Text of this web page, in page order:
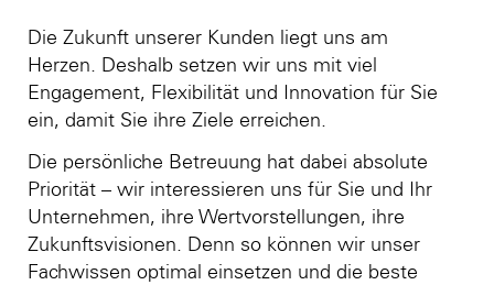
Die Zukunft unserer Kunden liegt uns am
Herzen. Deshalb setzen wir uns mit viel
Engagement, Flexibilität und Innovation für Sie
ein, damit Sie ihre Ziele erreichen.
Die persönliche Betreuung hat dabei absolute
Priorität – wir interessieren uns für Sie und Ihr
Unternehmen, ihre Wertvorstellungen, ihre
Zukunftsvisionen. Denn so können wir unser
Fachwissen optimal einsetzen und die beste